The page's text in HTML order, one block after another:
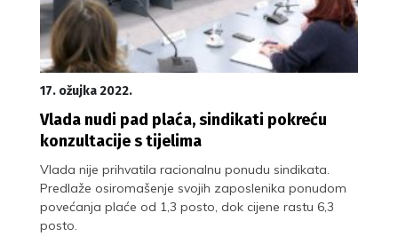
17. ožujka 2022.
Vlada nudi pad plaća, sindikati pokreću
konzultacije s tijelima
Vlada nije prihvatila racionalnu ponudu sindikata.
Predlaže osiromašenje svojih zaposlenika ponudom
povećanja plaće od 1,3 posto, dok cijene rastu 6,3
posto.